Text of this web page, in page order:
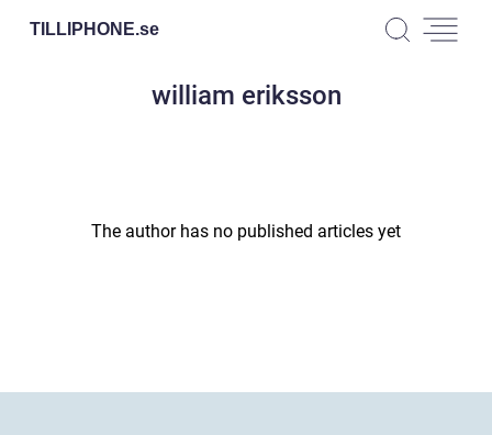
TILLIPHONE.se
william eriksson
The author has no published articles yet